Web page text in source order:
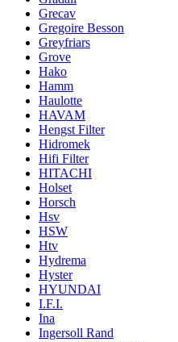
Grecav
Gregoire Besson
Greyfriars
Grove
Hako
Hamm
Haulotte
HAVAM
Hengst Filter
Hidromek
Hifi Filter
HITACHI
Holset
Horsch
Hsv
HSW
Htv
Hydrema
Hyster
HYUNDAI
I.F.I.
Ina
Ingersoll Rand